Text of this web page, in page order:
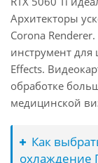
Архитекторы
Corona
инструмент для
Effects.
обработке
медицинской
Как
охлаждение